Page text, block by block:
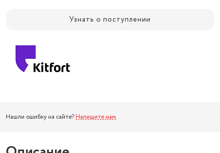
Узнать о поступлении
Нашли ошибку на сайте? Напишите нам.